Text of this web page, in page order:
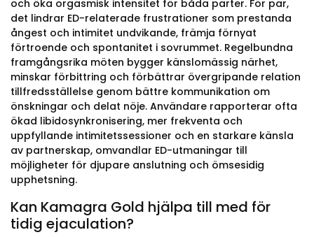
och öka orgasmisk intensitet för båda parter. För par,
det lindrar ED-relaterade frustrationer som prestanda
ångest och intimitet undvikande, främja förnyat
förtroende och spontanitet i sovrummet. Regelbundna
framgångsrika möten bygger känslomässig närhet,
minskar förbittring och förbättrar övergripande relation
tillfredsställelse genom bättre kommunikation om
önskningar och delat nöje. Användare rapporterar ofta
ökad libidosynkronisering, mer frekventa och
uppfyllande intimitetssessioner och en starkare känsla
av partnerskap, omvandlar ED-utmaningar till
möjligheter för djupare anslutning och ömsesidig
upphetsning.
Kan Kamagra Gold hjälpa till med för
tidig ejaculation?